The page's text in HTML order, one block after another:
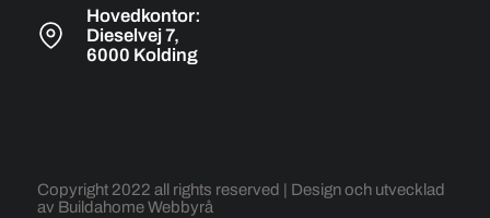
Hovedkontor:
Dieselvej 7,
6000 Kolding
Copyright 2022 all rights reserved | Design och utvecklad
av Buildahome Webbyrå